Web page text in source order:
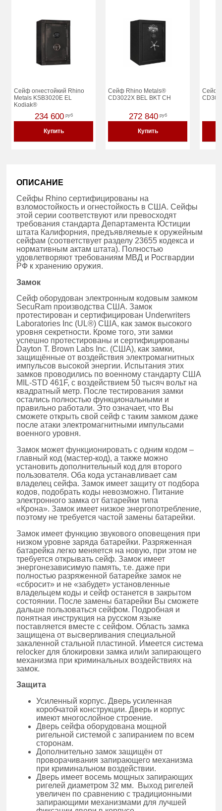
Сейф огнестойкий Rhino
Metals KSB3020E EL
Kodiak®
234 600 руб
Купить
Сейф Rhino Metals®
CD3022X BEL BKT CH
272 840 руб
Купить
Сейф
ОПИСАНИЕ
Сейфы Rhino сертифицированы на
взломостойкость и огнестойкость в США. Сейфы
этой серии соответствуют или превосходят
требования стандарта Департамента Юстиции
штата Калифорния, предъявляемые к оружейным
сейфам (соответствует разделу 23655 кодекса и
нормативным актам штата). Полностью
удовлетворяют требованиям МВД и Росгвардии
РФ к хранению оружия.
Замок
Сейф оборудован электронным кодовым замком
SecuRam производства США. Замок
протестирован и сертифицирован Underwriters
Laboratories Inc (UL®) США, как замок высокого
уровня секретности. Кроме того, эти замки
успешно протестированы и сертифицированы
Dayton T. Brown Labs Inc. (США), как замки,
защищённые от воздействия электромагнитных
импульсов высокой энергии. Испытания этих
замков проводились по военному стандарту США
MIL-STD 461F, с воздействием 50 тысяч вольт на
квадратный метр. После тестирования замки
остались полностью функциональными и
правильно работали. Это означает, что Вы
сможете открыть свой сейф с таким замком даже
после атаки электромагнитными импульсами
военного уровня.
Замок может функционировать с одним кодом –
главный код (мастер-код), а также можно
установить дополнительный код для второго
пользователя. Оба кода устанавливает сам
владелец сейфа. Замок имеет защиту от подбора
кодов, подобрать коды невозможно. Питание
электронного замка от батарейки типа
«Крона». Замок имеет низкое энергопотребление,
поэтому не требуется частой замены батарейки.
Замок имеет функцию звукового оповещения при
низком уровне заряда батарейки. Разряженная
батарейка легко меняется на новую, при этом не
требуется открывать сейф. Замок имеет
энергонезависимую память, т.е. даже при
полностью разряженной батарейке замок не
«сбросит» и не «забудет» установленные
владельцем коды и сейф останется в закрытом
состоянии. После замены батарейки Вы сможете
дальше пользоваться сейфом. Подробная и
понятная инструкция на русском языке
поставляется вместе с сейфом. Область замка
защищена от высверливания специальной
закаленной стальной пластиной. Имеется система
relocker для блокировки замка или/и запирающего
механизма при криминальных воздействиях на
замок.
Защита
Усиленный корпус. Дверь усиленная
коробчатой конструкции. Дверь и корпус
имеют многослойное строение.
Дверь сейфа оборудована мощной
ригельной системой с запиранием по всем
сторонам.
Дополнительно замок защищён от
проворачивания запирающего механизма
при криминальном воздействии.
Дверь имеет восемь мощных запирающих
ригелей диаметром 32 мм. Выход ригелей
увеличен по сравнению с традиционными
запирающими механизмами для лучшей